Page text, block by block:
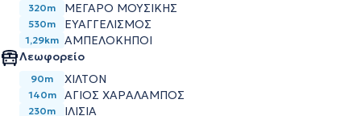
320m ΜΈΓΑΡΟ ΜΟΥΣΙΚΉΣ
530m ΕΥΑΓΓΕΛΙΣΜΌΣ
1,29km ΑΜΠΕΛΌΚΗΠΟΙ
Λεωφορείο
90m ΧΙΛΤΟΝ
140m ΑΓΙΟΣ ΧΑΡΑΛΑΜΠΟΣ
230m
ΙΛΙΣΙΑ